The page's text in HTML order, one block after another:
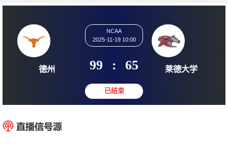
德州
NCAA
2025-11-19 10:00
99 : 65 莱德